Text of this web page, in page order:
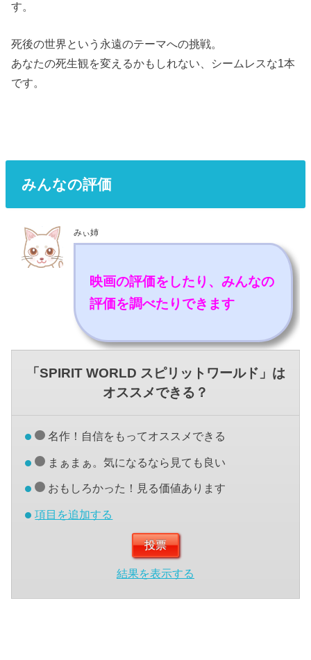
す。
死後の世界という永遠のテーマへの挑戦。
あなたの死生観を変えるかもしれない、シームレスな1本
です。
みんなの評価
みぃ姉
映画の評価をしたり、みんなの
評価を調べたりできます
「SPIRIT WORLD スピリットワールド」は
オススメできる？
名作！自信をもってオススメできる
まぁまぁ。気になるなら見ても良い
おもしろかった！見る価値あります
項目を追加する
結果を表示する